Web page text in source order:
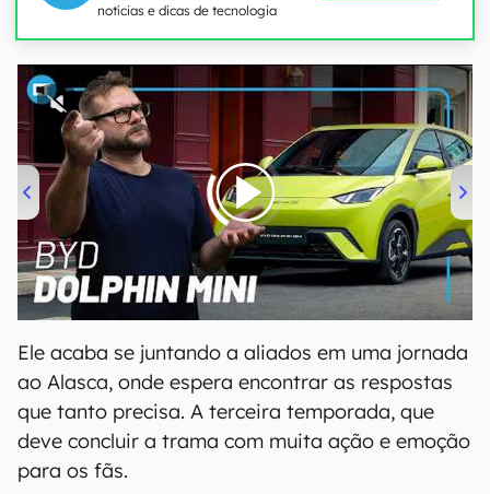
notícias e dicas de tecnologia
00:00/04:07
Ele acaba se juntando a aliados em uma jornada
ao Alasca, onde espera encontrar as respostas
que tanto precisa. A terceira temporada, que
deve concluir a trama com muita ação e emoção
para os fãs.